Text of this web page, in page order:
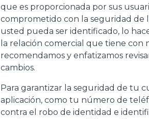
que es proporcionada por sus
comprometido con la seguridad de
usted pueda ser identificado, lo
la relación comercial que tiene
recomendamos y enfatizamos
cambios.
Para garantizar la seguridad de tu
aplicación, como tu número de
contra el robo de identidad e